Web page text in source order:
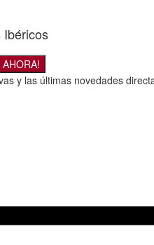
Ibéricos
y las últimas novedades